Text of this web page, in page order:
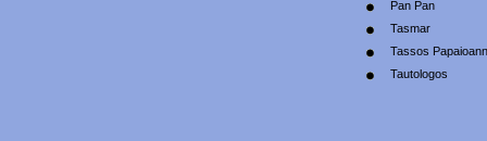
Pan Pan
Tasmar
Tassos
Tautologos